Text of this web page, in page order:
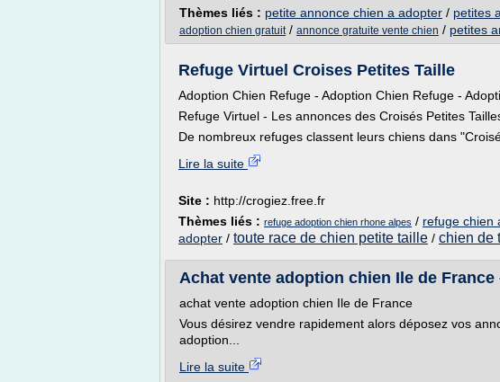
Thèmes liés : petite annonce chien a adopter / petites
adoption chien gratuit/ annonce gratuite vente chien / petites
Refuge Virtuel Croises Petites Taille
Adoption Chien Refuge - Adoption Chien Refuge -
Refuge Virtuel - Les annonces des Croisés Petites
De nombreux refuges classent leurs chiens dans
Lire la suite
Site : http://crogiez.free.fr
Thèmes liés : refuge adoption chien rhone alpes / refuge chien
adopter / toute race de chien petite taille / chien de
Achat vente adoption chien Ile de France
achat vente adoption chien Ile de France
Vous désirez vendre rapidement alors déposez vos
adoption...
Lire la suite